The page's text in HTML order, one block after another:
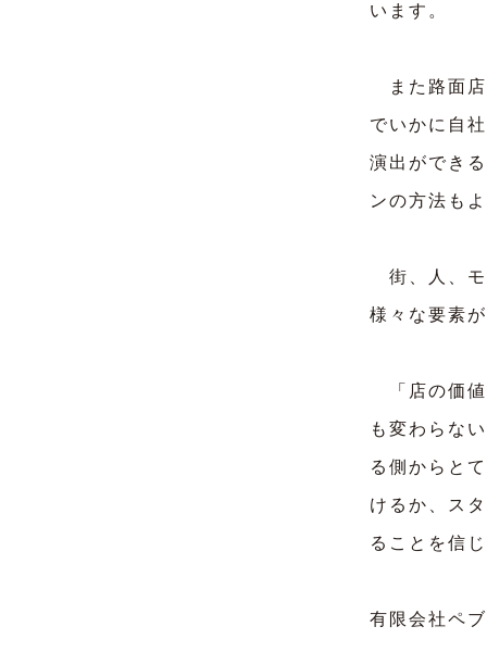
います。
また路面店
でいかに自
演出ができ
ンの方法も
街、人、
様々な要素
「店の価値
も変わらな
る側からと
けるか、ス
ることを信
有限会社ペ